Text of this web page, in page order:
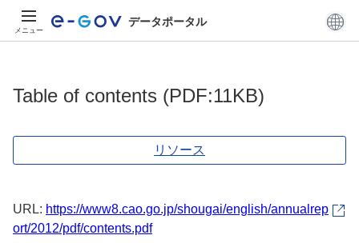
メニュー
データポータル
Table of contents (PDF:11KB)
リソース
URL: https://www8.cao.go.jp/shougai/english/annualrep
ort/2012/pdf/contents.pdf